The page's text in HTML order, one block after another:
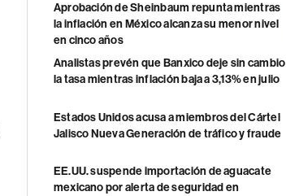
Aprobación de Sheinbaum repunta mientras
la inflación en México alcanza su menor nivel
en cinco años
Analistas prevén que Banxico deje sin cambio
la tasa mientras inflación baja a 3,13% en julio
Estados Unidos acusa a miembros del Cártel
Jalisco Nueva Generación de tráfico y fraude
EE.UU. suspende importación de aguacate
mexicano por alerta de seguridad en